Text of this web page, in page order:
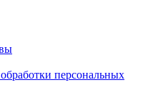
персональных